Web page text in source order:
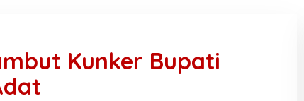
Kunker Bupati